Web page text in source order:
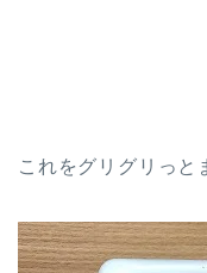
これをグリグリっと